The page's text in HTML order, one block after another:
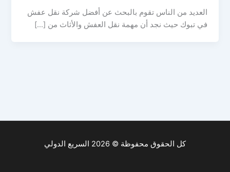
العديد من الناس تقوم بالبحث عن أفضل شركة نقل عفش
في تبوك حيث نجد أن مهمة نقل العفش والأثاث من […]
كل الحقوق محفوظة © 2026 السريع الدولي